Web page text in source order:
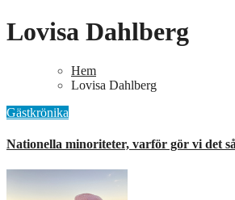
Lovisa Dahlberg
Hem
Lovisa Dahlberg
Gästkrönika
Nationella minoriteter, varför gör vi det